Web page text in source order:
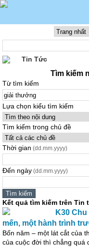
Tin Tức
Tìm kiếm
Từ tìm kiếm
Lựa chọn kiểu tìm kiếm
Tìm kiếm trong chủ đề
Thời gian (dd.mm.yyyy)
Đến ngày (dd.mm.yyyy)
Kết quả tìm kiếm trên Tin
K30
mến, một hành trình
Bốn năm – một lát cắt của
của cuộc đời thì chẳng quá